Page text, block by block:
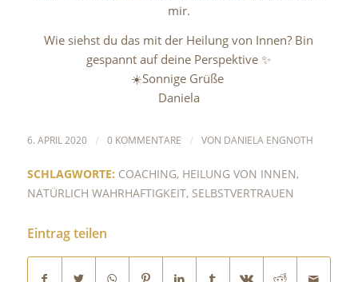
mir.
Wie siehst du das mit der Heilung von Innen? Bin
gespannt auf deine Perspektive ✨
☀️Sonnige Grüße
Daniela
6. APRIL 2020 / 0 KOMMENTARE / VON DANIELA ENGNOTH
SCHLAGWORTE: COACHING, HEILUNG VON INNEN,
NATÜRLICH WAHRHAFTIGKEIT, SELBSTVERTRAUEN
Eintrag teilen